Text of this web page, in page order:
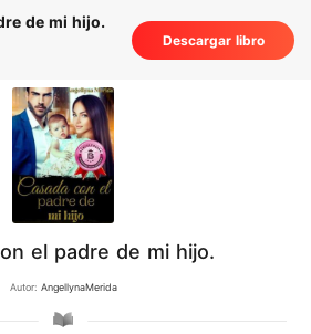
de mi hijo.
Descargar libro
el padre de mi hijo.
Autor: AngellynaMerida